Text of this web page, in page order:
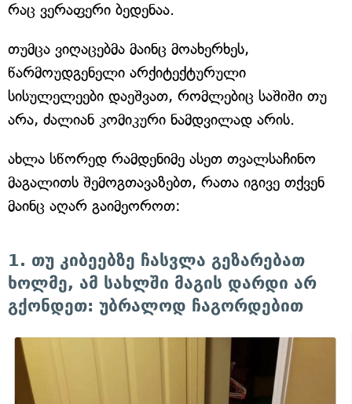
რაც ვერაფერი ბედენაა.
თუმცა ვიღაცებმა მაინც მოახერხეს,
წარმოუდგენელი არქიტექტურული
სისულელეები დაეშვათ, რომლებიც საშიში თუ
არა, ძალიან კომიკური ნამდვილად არის.
ახლა სწორედ რამდენიმე ასეთ თვალსაჩინო
მაგალითს შემოგთავაზებთ, რათა იგივე თქვენ
მაინც აღარ გაიმეოროთ:
1. თუ კიბეებზე ჩასვლა გეზარებათ
ხოლმე, ამ სახლში მაგის დარდი არ
გქონდეთ: უბრალოდ ჩაგორდებით